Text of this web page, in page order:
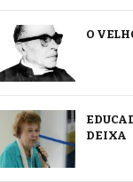
O
DEIXA